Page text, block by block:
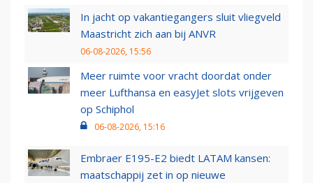
In jacht op vakantiegangers sluit vliegveld
Maastricht zich aan bij ANVR
06-08-2026, 15:56
Meer ruimte voor vracht doordat onder
meer Lufthansa en easyJet slots vrijgeven
op Schiphol
06-08-2026, 15:16
Embraer E195-E2 biedt LATAM kansen:
maatschappij zet in op nieuwe